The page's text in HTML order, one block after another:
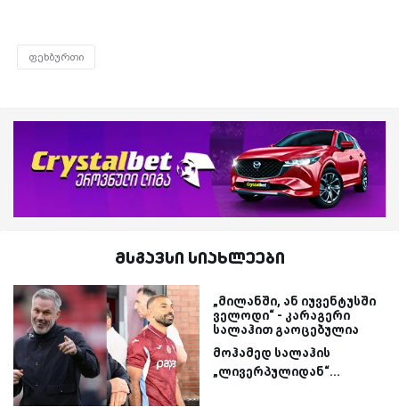
ფეხბურთი
მსგავსი სიახლეები
„მილანში, ან იუვენტუსში
ველოდი“ - კარაგერი
სალაჰით გაოცებულია
მოჰამედ სალაჰის
„ლივერპულიდან“...